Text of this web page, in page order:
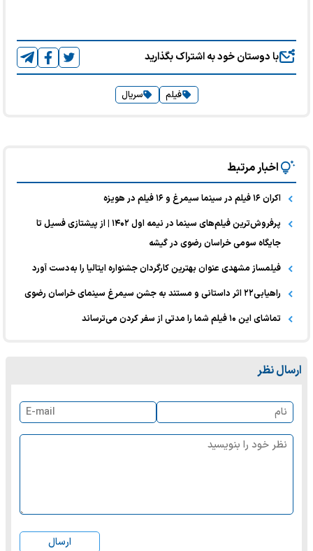
با دوستان خود به اشتراک بگذارید
فیلم سریال
اخبار مرتبط
اکران ۱۶ فیلم در سینما سیمرغ و ۱۶ فیلم در هویزه
پرفروش‌ترین‌ فیلم‌های سینما در نیمه اول ۱۴۰۲ | از پیشتازی فسیل تا
جایگاه سومی خراسان رضوی در گیشه
فیلمساز مشهدی عنوان بهترین کارگردان جشنواره ایتالیا را به‌دست آورد
راهیابی۲۲ اثر داستانی و مستند به جشن سیمرغ سینمای خراسان رضوی
تماشای این ۱۰ فیلم‌ شما را مدتی از سفر کردن می‌ترساند
ارسال نظر
ارسال